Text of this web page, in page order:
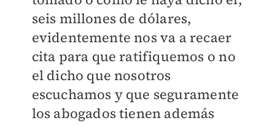
seis millones de dólares,
evidentemente nos va a recaer
cita para que ratifiquemos o no
el dicho que nosotros
escuchamos y que seguramente
los abogados tienen además